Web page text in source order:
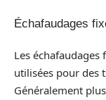
Échafaudages
Les
utilisées pour des
Généralement